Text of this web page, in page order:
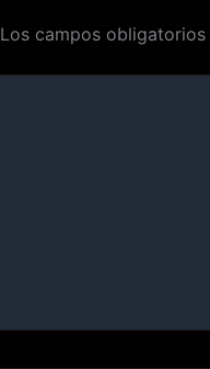
Los campos